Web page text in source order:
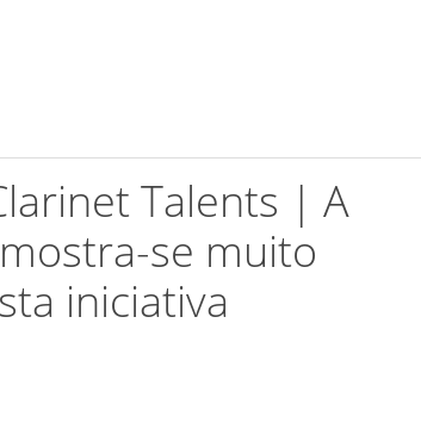
Talents | A
se muito
iniciativa